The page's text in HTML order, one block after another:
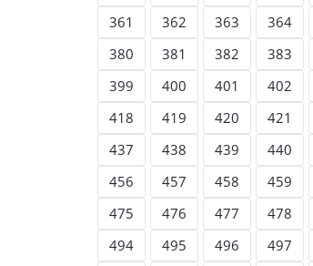
361
362 363 364
380
381 382 383
399
400 401 402
418
419 420 421
437
438 439 440
456
457 458 459
475
476 477 478
494
495 496 497